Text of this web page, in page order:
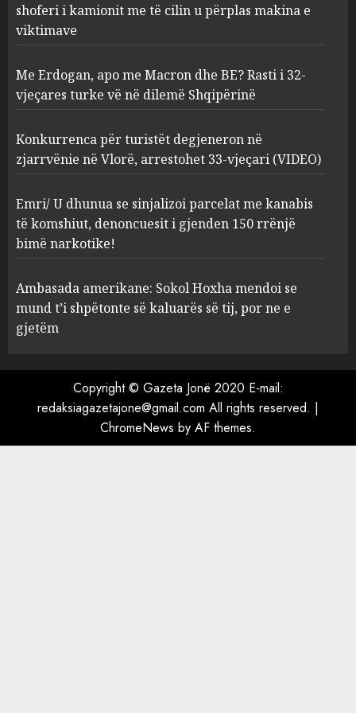
2
AUGUST 7, 2026
3
Konkurrenca për turistët
degjeneron në zjarrvënie në
Vlorë, arrestohet 33-vjeçari
(VIDEO)
AUGUST 7, 2026
Emri/ U dhunua se sinjalizoi
parcelat me kanabis të
komshiut, denoncuesit i
gjenden 150 rrënjë bimë
AUGUST 7, 2026
AUGUST 7, 2026
shoferi i kamionit me të cilin u përplas makina e
viktimave
Me Erdogan, apo me Macron dhe BE? Rasti i 32-
vjeçares turke vë në dilemë Shqipërinë
Konkurrenca për turistët degjeneron në
zjarrvënie në Vlorë, arrestohet 33-vjeçari (VIDEO)
Emri/ U dhunua se sinjalizoi parcelat me kanabis
të komshiut, denoncuesit i gjenden 150 rrënjë
bimë narkotike!
Ambasada amerikane: Sokol Hoxha mendoi se
mund t’i shpëtonte së kaluarës së tij, por ne e
gjetëm
Copyright © Gazeta Jonë 2020 E-mail:
redaksiagazetajone@gmail.com All rights reserved. |
ChromeNews by AF themes.